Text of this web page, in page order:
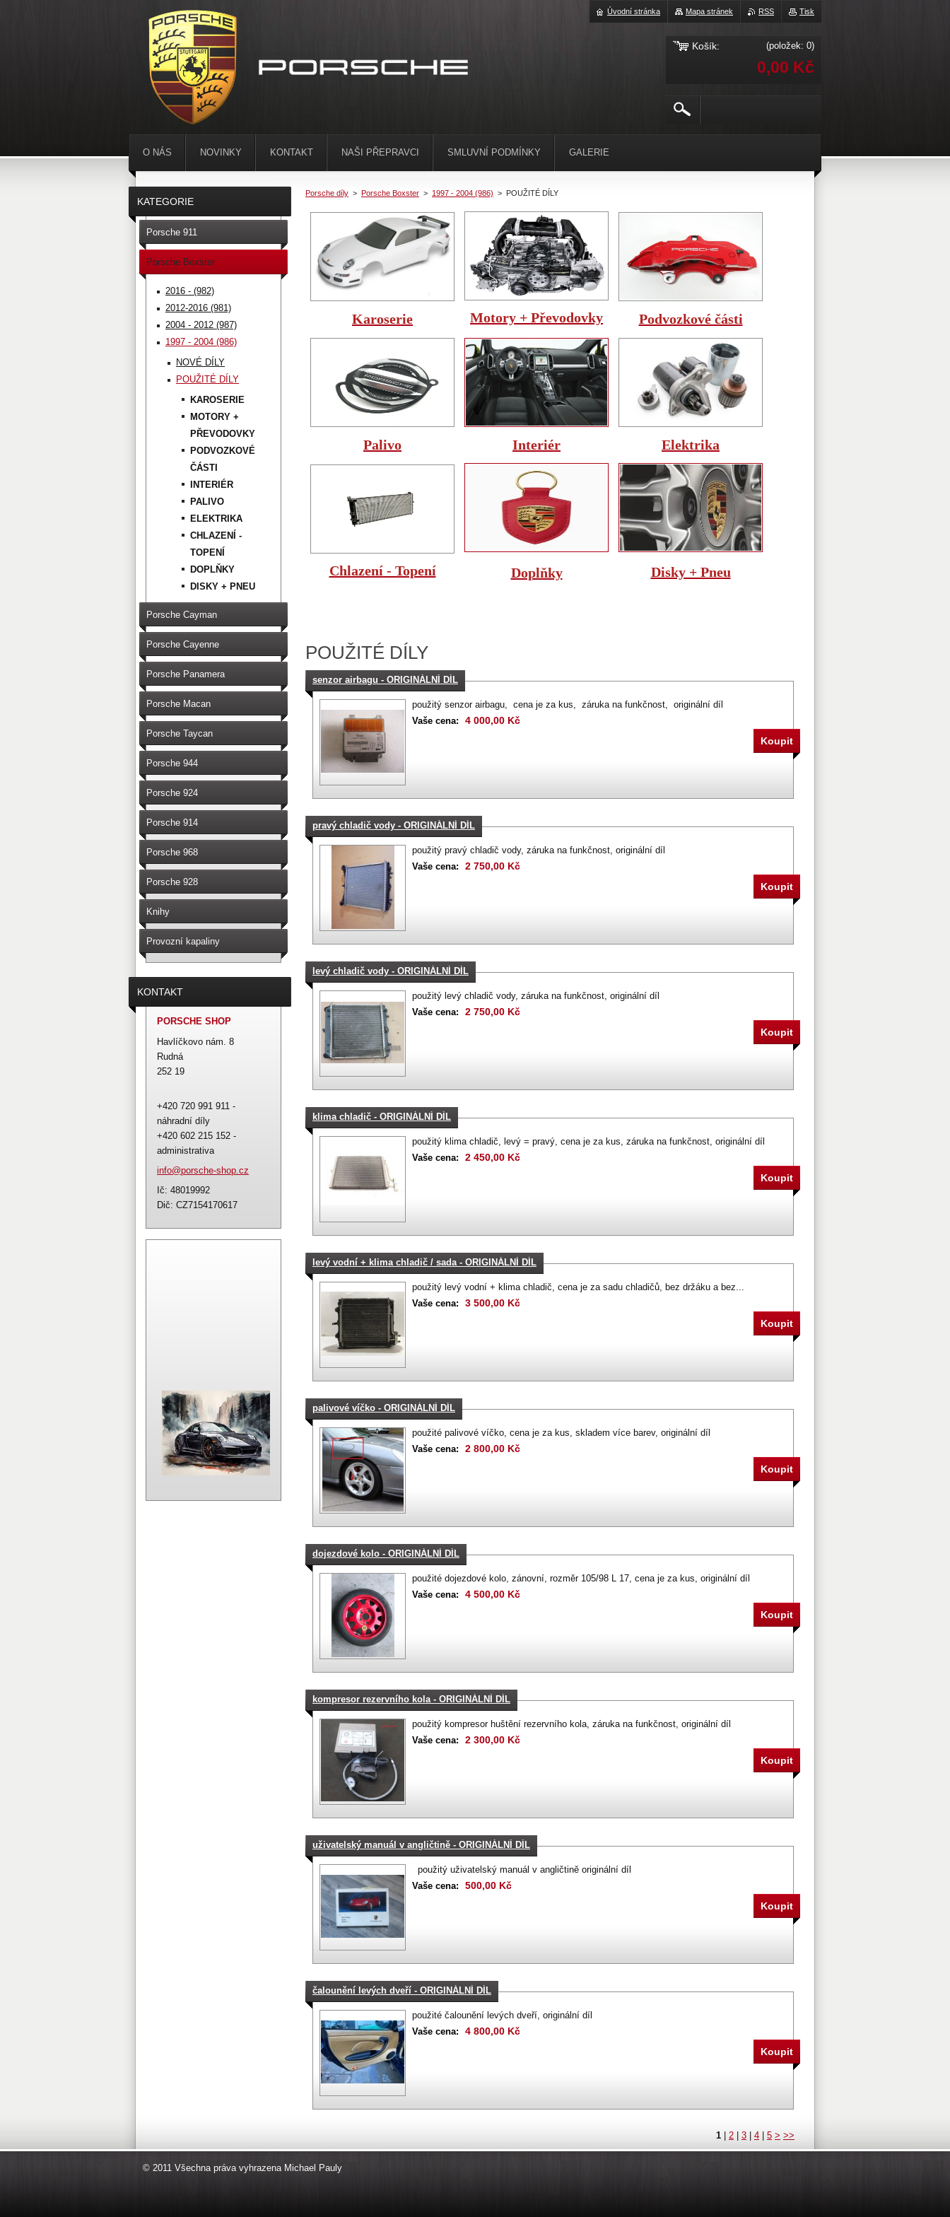
Porsche díly > Porsche Boxster > 1997 - 2004 (986) > POUŽITÉ DÍLY
Karoserie Motory + Převodovky Podvozkové části
Palivo Interiér Elektrika
Chlazení - Topení Doplňky Disky + Pneu
POUŽITÉ DÍLY
senzor airbagu - ORIGINÁLNÍ DÍL
použitý senzor airbagu, cena je za kus, záruka na funkčnost, originální díl
Vaše cena:
4 000,00 Kč
pravý chladič vody - ORIGINÁLNÍ DÍL
použitý pravý chladič vody, záruka na funkčnost, originální díl
Vaše cena:
2 750,00 Kč
levý chladič vody - ORIGINÁLNÍ DÍL
použitý levý chladič vody, záruka na funkčnost, originální díl
Vaše cena:
2 750,00 Kč
klima chladič - ORIGINÁLNÍ DÍL
použitý klima chladič, levý = pravý, cena je za kus, záruka na funkčnost, originální díl
Vaše cena:
2 450,00 Kč
levý vodní + klima chladič / sada - ORIGINÁLNÍ DÍL
použitý levý vodní + klima chladič, cena je za sadu chladičů, bez držáku a bez...
Vaše cena:
3 500,00 Kč
palivové víčko - ORIGINÁLNÍ DÍL
použité palivové víčko, cena je za kus, skladem více barev, originální díl
Vaše cena:
2 800,00 Kč
dojezdové kolo - ORIGINÁLNÍ DÍL
použité dojezdové kolo, zánovní, rozměr 105/98 L 17, cena je za kus, originální díl
Vaše cena:
4 500,00 Kč
kompresor rezervního kola - ORIGINÁLNÍ DÍL
použitý kompresor huštění rezervního kola, záruka na funkčnost, originální díl
Vaše cena:
2 300,00 Kč
uživatelský manuál v angličtině - ORIGINÁLNÍ DÍL
použitý uživatelský manuál v angličtině originální díl
Vaše cena:
500,00 Kč
čalounění levých dveří - ORIGINÁLNÍ DÍL
použité čalounění levých dveří, originální díl
Vaše cena:
4 800,00 Kč
1 2 3 4 5 > >>
KATEGORIE
Porsche 911
Porsche Boxster
2016 - (982)
2012-2016 (981)
2004 - 2012 (987)
1997 - 2004 (986)
NOVÉ DÍLY
POUŽITÉ DÍLY
KAROSERIE
MOTORY +
PŘEVODOVKY
PODVOZKOVÉ
ČÁSTI
INTERIÉR
PALIVO
ELEKTRIKA
CHLAZENÍ -
TOPENÍ
DOPLŇKY
DISKY + PNEU
Porsche Cayman
Porsche Cayenne
Porsche Panamera
Porsche Macan
Porsche Taycan
Porsche 944
Porsche 924
Porsche 914
Porsche 968
Porsche 928
Knihy
Provozní kapaliny
KONTAKT
PORSCHE SHOP
Havlíčkovo nám. 8
Rudná
252 19
+420 720 991 911 -
náhradní díly
+420 602 215 152 -
administrativa
info@porsche-shop.cz
Ič: 48019992
Dič: CZ7154170617
O NÁS NOVINKY KONTAKT NAŠI PŘEPRAVCI SMLUVNÍ PODMÍNKY GALERIE
Tisk
RSS
Mapa stránek
Úvodní stránka
Košík: (položek: 0)
0,00 Kč
© 2011 Všechna práva vyhrazena Michael Pauly